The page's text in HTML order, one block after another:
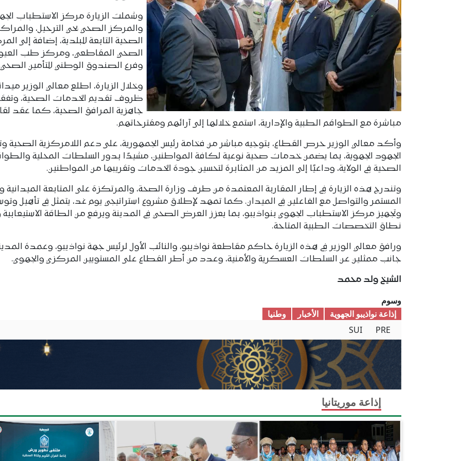
وشملت الزيارة مركز الاستطباب
والمركز الصحي بحي الترحيل،
الصحية التابعة للبلدية، إضافة إلى
الصحي المقاطعي، ومركز طب
وفرع الصندوق الوطني للتأمين
وخلال الزيارة، اطلع معالي الوزير
ظروف تقديم الخدمات الصحية،
جاهزية المرافق الصحية، كما عقد
مباشرة مع الطواقم الطبية والإدارية، استمع خلالها إلى آرائهم ومقترحاتهم.
وأكد معالي الوزير حرص القطاع، بتوجيه مباشر من فخامة رئيس الجمهورية، على دعم اللامركزية الصحية
الجهود الجهوية، بما يضمن خدمات صحية نوعية لكافة المواطنين، مشيدًا بدور السلطات المحلية
الصحية في الولاية، وداعيًا إلى المزيد من المثابرة لتحسين جودة الخدمات وتقريبها من المواطنين.
وتندرج هذه الزيارة في إطار المقاربة المعتمدة من طرف وزارة الصحة، والمرتكزة على المتابعة الميدانية
المستمر والتواصل مع الفاعلين في الميدان. كما تمهد لإطلاق مشروع استراتيجي يوم غد، يتمثل في تأهيل
وتجهيز مركز الاستطباب الجهوي بنواذيبو، بما يعزز العرض الصحي في المدينة ويرفع من الطاقة
نطاق التخصصات الطبية المتاحة.
ورافق معالي الوزير في هذه الزيارة حاكم مقاطعة نواذيبو، والنائب الأول لرئيس جهة نواذيبو، وعمدة
جانب ممثلين عن السلطات العسكرية والأمنية، وعدد من أطر القطاع على المستويين المركزي والجهوي.
الشيخ ولد محمد
وسوم
إذاعة نواذيبو الجهوية
الأخبار
وطنیا
PRE
SUI
إذاعة موريتانيا